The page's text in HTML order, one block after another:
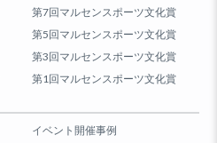
第7回マルセンスポーツ文化賞
第5回マルセンスポーツ文化賞
第3回マルセンスポーツ文化賞
第1回マルセンスポーツ文化賞
イベント開催事例